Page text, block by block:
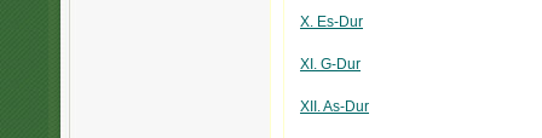
X. Es-Dur
XI. G-Dur
XII. As-Dur